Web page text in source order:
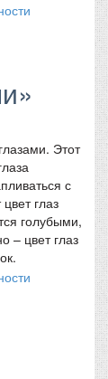
Этот
с
глаз
голубыми,
– цвет глаз